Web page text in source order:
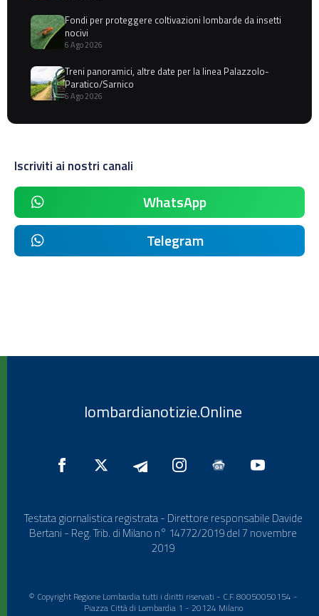
Fondi per proteggere coltivazioni lombarde da insetti
nocivi
6 Ago 2026
Treni panoramici, altre date per la linea Palazzolo-
Paratico/Sarnico
6 Ago 2026
Iscriviti ai nostri canali
WhatsApp
Telegram
lombardianotizie.Online
Testata giornalistica registrata - Direttore responsabile Davide
Bertani - Reg. Trib. di Milano n° 14772/2019 del 7 novembre
2019
© Copyright Regione Lombardia tutti i diritti riservati - C.F. 80050050154 -
Piazza Città di Lombardia 1 - 20124 Milano